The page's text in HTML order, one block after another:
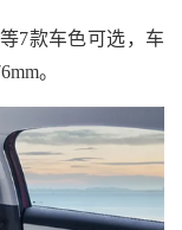
7款车色可选，车
。